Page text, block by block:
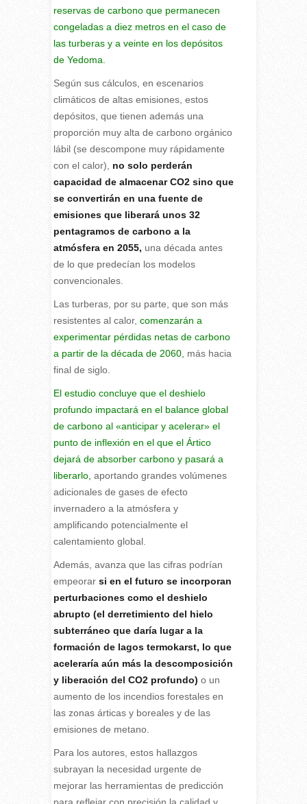
reservas de carbono que permanecen
congeladas a diez metros en el caso de
las turberas y a veinte en los depósitos
de Yedoma.
Según sus cálculos, en escenarios
climáticos de altas emisiones, estos
depósitos, que tienen además una
proporción muy alta de carbono orgánico
lábil (se descompone muy rápidamente
con el calor), no solo perderán
capacidad de almacenar CO2 sino que
se convertirán en una fuente de
emisiones que liberará unos 32
pentagramos de carbono a la
atmósfera en 2055, una década antes
de lo que predecían los modelos
convencionales.
Las turberas, por su parte, que son más
resistentes al calor, comenzarán a
experimentar pérdidas netas de carbono
a partir de la década de 2060, más hacia
final de siglo.
El estudio concluye que el deshielo
profundo impactará en el balance global
de carbono al «anticipar y acelerar» el
punto de inflexión en el que el Ártico
dejará de absorber carbono y pasará a
liberarlo, aportando grandes volúmenes
adicionales de gases de efecto
invernadero a la atmósfera y
amplificando potencialmente el
calentamiento global.
Además, avanza que las cifras podrían
empeorarsi en el futuro se incorporan
perturbaciones como el deshielo
abrupto (el derretimiento del hielo
subterráneo que daría lugar a la
formación de lagos termokarst, lo que
aceleraría aún más la descomposición
y liberación del CO2 profundo) o un
aumento de los incendios forestales en
las zonas árticas y boreales y de las
emisiones de metano.
Para los autores, estos hallazgos
subrayan la necesidad urgente de
mejorar las herramientas de predicción